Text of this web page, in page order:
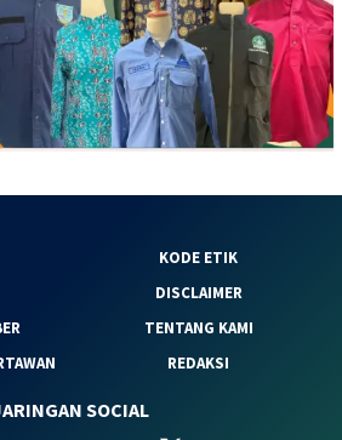
KODE ETIK
DISCLAIMER
TENTANG KAMI
REDAKSI
SOCIAL